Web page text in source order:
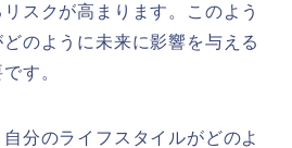
スクが高まります。このよう
のように未来に影響を与える
す。
分のライフスタイルがどのよ